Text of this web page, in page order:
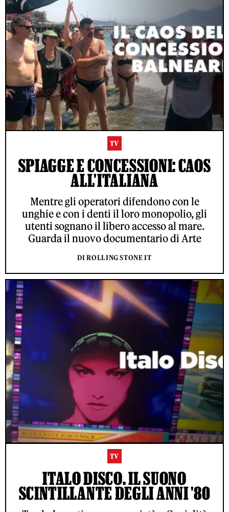
TV
SPIAGGE E CONCESSIONI: CAOS
ALL'ITALIANA
Mentre gli operatori difendono con le
unghie e con i denti il loro monopolio, gli
utenti sognano il libero accesso al mare.
Guarda il nuovo documentario di Arte
DI ROLLING STONE IT
TV
ITALO DISCO. IL SUONO
SCINTILLANTE DEGLI ANNI '80